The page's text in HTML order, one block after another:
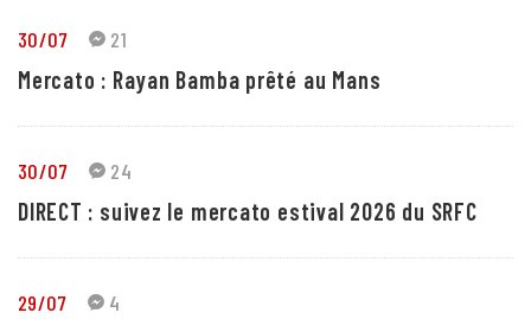
30/07 21
Mercato : Rayan Bamba prêté au Mans
30/07 24
DIRECT : suivez le mercato estival 2026 du SRFC
29/07 4